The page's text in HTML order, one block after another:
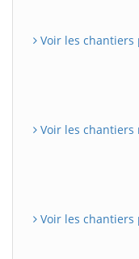
Voir les chantiers
Voir les chantiers
Voir les chantiers